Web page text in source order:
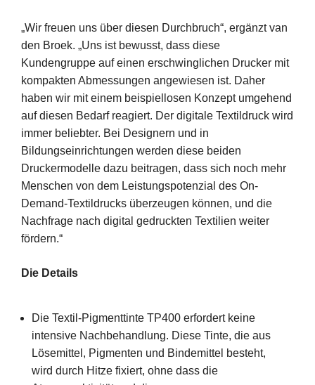
„Wir freuen uns über diesen Durchbruch“, ergänzt van
den Broek. „Uns ist bewusst, dass diese
Kundengruppe auf einen erschwinglichen Drucker mit
kompakten Abmessungen angewiesen ist. Daher
haben wir mit einem beispiellosen Konzept umgehend
auf diesen Bedarf reagiert. Der digitale Textildruck wird
immer beliebter. Bei Designern und in
Bildungseinrichtungen werden diese beiden
Druckermodelle dazu beitragen, dass sich noch mehr
Menschen von dem Leistungspotenzial des On-
Demand-Textildrucks überzeugen können, und die
Nachfrage nach digital gedruckten Textilien weiter
fördern.“
Die Details
Die Textil-Pigmenttinte TP400 erfordert keine
intensive Nachbehandlung. Diese Tinte, die aus
Lösemittel, Pigmenten und Bindemittel besteht,
wird durch Hitze fixiert, ohne dass die